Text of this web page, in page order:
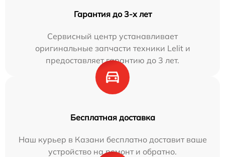
Гарантия до 3-х лет
Сервисный центр устанавливает
оригинальные запчасти техники Lelit и
предоставляет гарантию до 3 лет.
Бесплатная доставка
Наш курьер в Казани бесплатно доставит ваше
устройство на ремонт и обратно.